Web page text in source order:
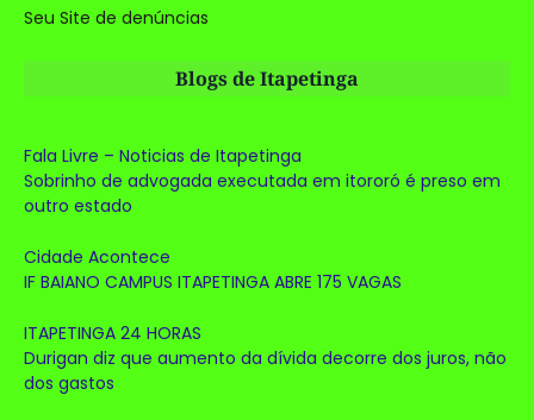
Seu Site de denúncias
Blogs de Itapetinga
Fala Livre – Noticias de Itapetinga
Sobrinho de advogada executada em itororó é preso em
outro estado
Cidade Acontece
IF BAIANO CAMPUS ITAPETINGA ABRE 175 VAGAS
ITAPETINGA 24 HORAS
Durigan diz que aumento da dívida decorre dos juros, não
dos gastos